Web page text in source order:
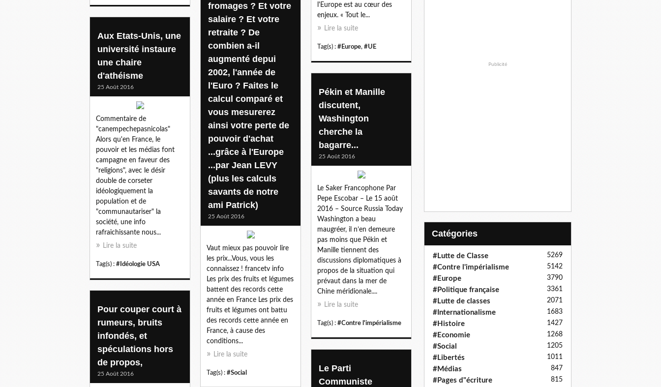
l'Europe est au cœur des
enjeux. « Tout le...
Lire la suite
Tag(s) : #Europe, #UE
fromages ? Et votre
salaire ? Et votre
retraite ? De
combien a-il
augmenté depui
2002, l'année de
l'Euro ? Faites le
calcul comparé et
vous mesurerez
ainsi votre perte de
pouvoir d'achat
...grâce à l'Europe
...par Jean LEVY
(plus les calculs
savants de notre
ami Patrick)
25 Août 2016
Vaut mieux pas pouvoir lire
les prix...Vous, vous les
connaissez ! francetv info
Les prix des fruits et légumes
battent des records cette
année en France Les prix des
fruits et légumes ont battu
des records cette année en
France, à cause des
conditions...
Lire la suite
Tag(s) : #Social
Aux Etats-Unis, une
université instaure
une chaire
d'athéisme
25 Août 2016
Commentaire de
"canempechepasnicolas"
Alors qu'en France, le
pouvoir et les médias font
campagne en faveur des
"religions", avec le désir
double de corseter
idéologiquement la
population et de
"communautariser" la
société, une info
rafraichissante nous...
Lire la suite
Tag(s) : #Idéologie USA
Pékin et Manille
discutent,
Washington
cherche la
bagarre...
25 Août 2016
Le Saker Francophone Par
Pepe Escobar – Le 15 août
2016 – Source Russia Today
Washington a beau
maugréer, il n’en demeure
pas moins que Pékin et
Manille tiennent des
discussions diplomatiques à
propos de la situation qui
prévaut dans la mer de
Chine méridionale....
Lire la suite
Tag(s) : #Contre l'impérialisme
Pour couper court à
rumeurs, bruits
infondés, et
spéculations hors
de propos,
25 Août 2016
Le Parti
Communiste
Publicité
Catégories
#Lutte de Classe 5269
#Contre l'impérialisme 5142
#Europe 3790
#Politique française 3361
#Lutte de classes 2071
#Internationalisme 1683
#Histoire 1427
#Economie 1268
#Social 1205
#Libertés 1011
#Médias 847
#Pages d"écriture 815